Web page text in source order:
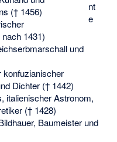
nt
e
(† 1456)
1431)
und
Dichter († 1442)
, italienischer Astronom,
(† 1428)
Baumeister und